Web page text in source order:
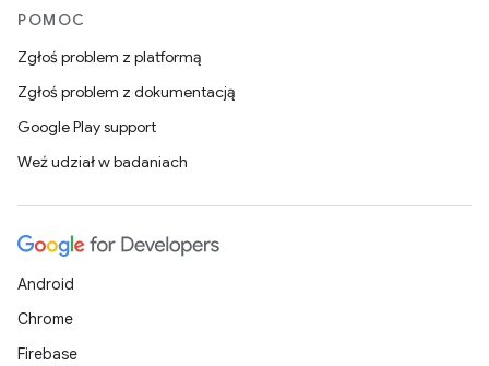
POMOC
Zgłoś problem z platformą
Zgłoś problem z dokumentacją
Google Play support
Weź udział w badaniach
Android
Chrome
Firebase